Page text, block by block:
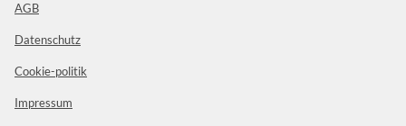
AGB
Datenschutz
Cookie-politik
Impressum